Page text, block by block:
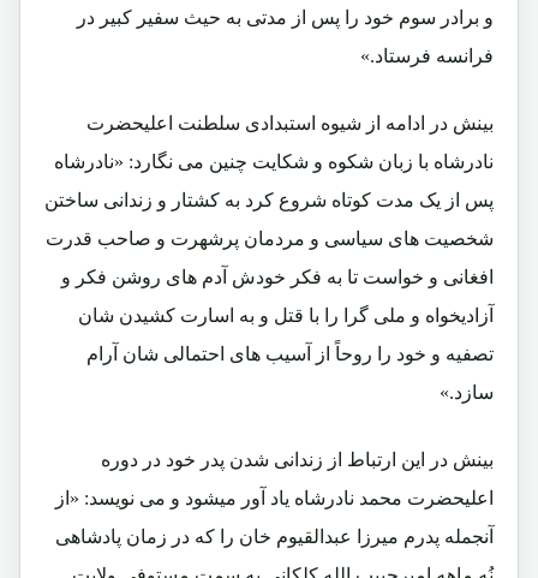
و برادر سوم خود را پس از مدتی به حیث سفیر کبیر در
فرانسه فرستاد.»
بینش در ادامه از شیوه استبدادی سلطنت اعلیحضرت
نادرشاه با زبان شکوه و شکایت چنین می نگارد: «نادرشاه
پس از یک مدت کوتاه شروع کرد به کشتار و زندانی ساختن
شخصیت های سیاسی و مردمان پرشهرت و صاحب قدرت
افغانی و خواست تا به فکر خودش آدم های روشن فکر و
آزادیخواه و ملی گرا را با قتل و به اسارت کشیدن شان
تصفیه و خود را روحاً از آسیب های احتمالی شان آرام
سازد.»
بینش در این ارتباط از زندانی شدن پدر خود در دوره
اعلیحضرت محمد نادرشاه یاد آور میشود و می نویسد: «از
آنجمله پدرم میرزا عبدالقیوم خان را که در زمان پادشاهی